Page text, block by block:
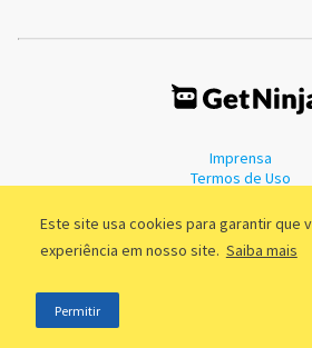
Este site usa cookies para garantir que
experiência em nosso site. Saiba mais
Permitir
Imprensa
Termos de Uso
©2011 - 2026, GetNinjas LTDA. CNPJ
Fernandes Coelho, 85 - 3º andar -